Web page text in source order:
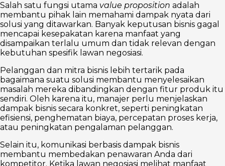
Salah satu fungsi utama value proposition adalah
membantu pihak lain memahami dampak nyata dari
solusi yang ditawarkan. Banyak keputusan bisnis gagal
mencapai kesepakatan karena manfaat yang
disampaikan terlalu umum dan tidak relevan dengan
kebutuhan spesifik lawan negosiasi.
Pelanggan dan mitra bisnis lebih tertarik pada
bagaimana suatu solusi membantu menyelesaikan
masalah mereka dibandingkan dengan fitur produk itu
sendiri. Oleh karena itu, manajer perlu menjelaskan
dampak bisnis secara konkret, seperti peningkatan
efisiensi, penghematan biaya, percepatan proses kerja,
atau peningkatan pengalaman pelanggan.
Selain itu, komunikasi berbasis dampak bisnis
membantu membedakan penawaran Anda dari
kompetitor. Ketika lawan negosiasi melihat manfaat